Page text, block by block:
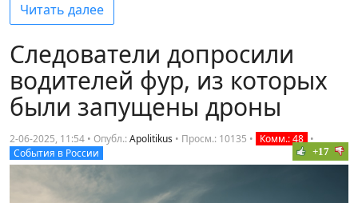
Читать далее
Следователи допросили
водителей фур, из которых
были запущены дроны
2-06-2025, 11:54 • Опубл.:Apolitikus • Просм.: 10135 • Комм.: 48 •
События в России
+17